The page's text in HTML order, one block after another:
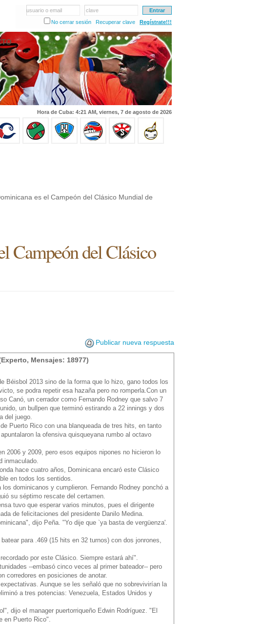
usuario o email
clave
No cerrar sesión
Recuperar clave Regístrate!!!
Hora de Cuba: 4:21 AM, viernes, 7 de agosto de 2026
es el Campeón del Clásico Mundial de
Campeón del Clásico
Publicar nueva respuesta
Mensajes: 18977)
Béisbol 2013 sino de la forma que lo hizo, gano todos los
se podra repetir esa hazaña pero no romperla.Con un
Canó, un cerrador como Fernando Rodney que salvo 7
un bullpen que terminó estirando a 22 innings y dos
del juego.
Puerto Rico con una blanqueada de tres hits, en tanto
la ofensiva quisqueyana rumbo al octavo
2006 y 2009, pero esos equipos nipones no hicieron lo
inmaculado.
hace cuatro años, Dominicana encaró este Clásico
en todos los sentidos.
dominicanos y cumplieron. Fernando Rodney ponchó a
su séptimo rescate del certamen.
tuvo que esperar varios minutos, pues el dirigente
de felicitaciones del presidente Danilo Medina.
dijo Peña. "Yo dije que `ya basta de vergüenza'.
para .469 (15 hits en 32 turnos) con dos jonrones,
por este Clásico. Siempre estará ahí".
--embasó cinco veces al primer bateador-- pero
corredores en posiciones de anotar.
Aunque se les señaló que no sobrevivirían la
a tres potencias: Venezuela, Estados Unidos y
dijo el manager puertorriqueño Edwin Rodríguez. "El
en Puerto Rico".